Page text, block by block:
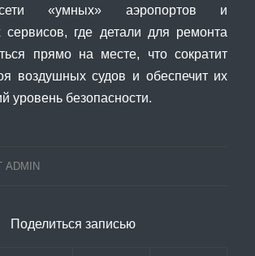
«умных» аэропортов и
сервисов, где детали для ремонта
прямо на месте, что сократит
воздушных судов и обеспечит их
уровень безопасности.
ADMIN
Поделиться записью